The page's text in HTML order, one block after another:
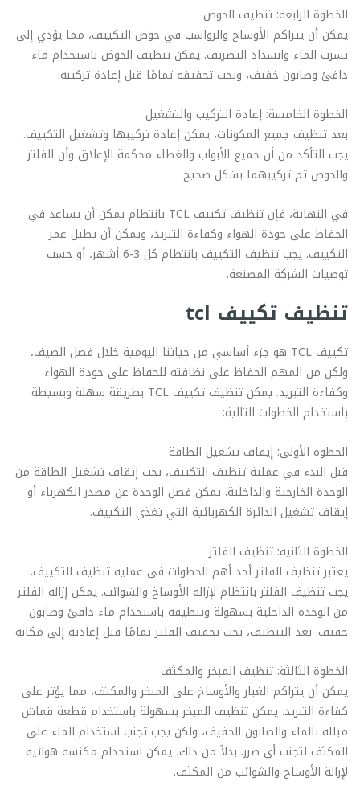
الخطوة الرابعة: تنظيف الحوض
يمكن أن يتراكم الأوساخ والرواسب في حوض التكييف، مما يؤدي إلى
تسرب الماء وانسداد التصريف. يمكن تنظيف الحوض باستخدام ماء
دافئ وصابون خفيف، ويجب تجفيفه تمامًا قبل إعادة تركيبه.
الخطوة الخامسة: إعادة التركيب والتشغيل
بعد تنظيف جميع المكونات، يمكن إعادة تركيبها وتشغيل التكييف.
يجب التأكد من أن جميع الأبواب والغطاء محكمة الإغلاق وأن الفلتر
والحوض تم تركيبهما بشكل صحيح.
في النهاية، فإن تنظيف تكييف TCL بانتظام يمكن أن يساعد في
الحفاظ على جودة الهواء وكفاءة التبريد، ويمكن أن يطيل عمر
التكييف. يجب تنظيف التكييف بانتظام كل 3-6 أشهر، أو حسب
توصيات الشركة المصنعة.
تنظيف تكييف tcl
تكييف TCL هو جزء أساسي من حياتنا اليومية خلال فصل الصيف،
ولكن من المهم الحفاظ على نظافته للحفاظ على جودة الهواء
وكفاءة التبريد. يمكن تنظيف تكييف TCL بطريقة سهلة وبسيطة
باستخدام الخطوات التالية:
الخطوة الأولى: إيقاف تشغيل الطاقة
قبل البدء في عملية تنظيف التكييف، يجب إيقاف تشغيل الطاقة من
الوحدة الخارجية والداخلية. يمكن فصل الوحدة عن مصدر الكهرباء أو
إيقاف تشغيل الدائرة الكهربائية التي تغذي التكييف.
الخطوة الثانية: تنظيف الفلتر
يعتبر تنظيف الفلتر أحد أهم الخطوات في عملية تنظيف التكييف.
يجب تنظيف الفلتر بانتظام لإزالة الأوساخ والشوائب. يمكن إزالة الفلتر
من الوحدة الداخلية بسهولة وتنظيفه باستخدام ماء دافئ وصابون
خفيف. بعد التنظيف، يجب تجفيف الفلتر تمامًا قبل إعادته إلى مكانه.
الخطوة الثالثة: تنظيف المبخر والمكثف
يمكن أن يتراكم الغبار والأوساخ على المبخر والمكثف، مما يؤثر على
كفاءة التبريد. يمكن تنظيف المبخر بسهولة باستخدام قطعة قماش
مبللة بالماء والصابون الخفيف، ولكن يجب تجنب استخدام الماء على
المكثف لتجنب أي ضرر. بدلاً من ذلك، يمكن استخدام مكنسة هوائية
لإزالة الأوساخ والشوائب من المكثف.